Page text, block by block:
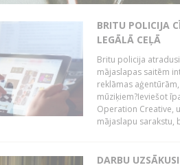
BRITU POLICIJA
LEGĀLĀ CEĻĀ
Britu policija
mājaslapas saitēm
reklāmas
mūziķiem?Ieviešot
Operation Creative,
mājaslapu sarakstu,
DARBU